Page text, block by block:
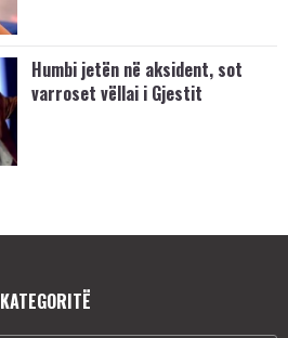
Humbi jetën në aksident, sot
varroset vëllai i Gjestit
KATEGORITË